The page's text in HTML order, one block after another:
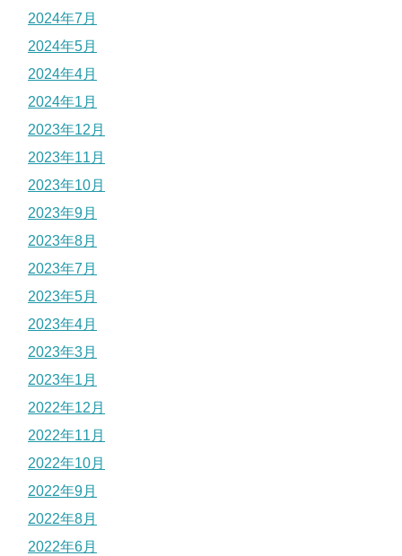
2024年7月
2024年5月
2024年4月
2024年1月
2023年12月
2023年11月
2023年10月
2023年9月
2023年8月
2023年7月
2023年5月
2023年4月
2023年3月
2023年1月
2022年12月
2022年11月
2022年10月
2022年9月
2022年8月
2022年6月